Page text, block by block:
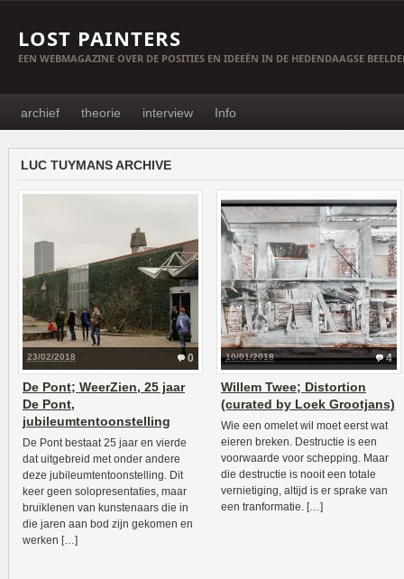
LOST PAINTERS
EEN WEBMAGAZINE OVER DE POSITIES EN IDEEËN IN DE HEDENDAAGSE
archief theorie interview Info
LUC TUYMANS ARCHIVE
0
23/02/2018
De Pont; WeerZien, 25 jaar
De Pont,
jubileumtentoonstelling
De Pont bestaat 25 jaar en vierde
dat uitgebreid met onder andere
deze jubileumtentoonstelling. Dit
keer geen solopresentaties, maar
bruiklenen van kunstenaars die in
die jaren aan bod zijn gekomen en
werken […]
4
10/01/2018
Willem Twee; Distortion
(curated by Loek Grootjans)
Wie een omelet wil moet eerst wat
eieren breken. Destructie is een
voorwaarde voor schepping. Maar
die destructie is nooit een totale
vernietiging, altijd is er sprake van
een tranformatie. […]